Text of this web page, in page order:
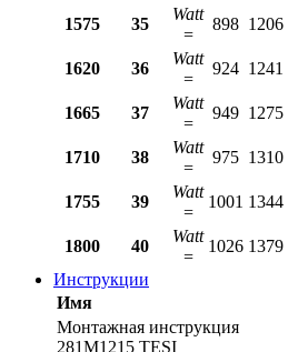
1575 35
Watt
=
898 1206
1620 36
Watt
=
924 1241
1665 37
Watt
=
949 1275
1710 38
Watt
=
975 1310
1755 39
Watt
=
1001 1344
1800 40
Watt
=
1026 1379
Инструкции
Имя
Монтажная инструкция
281M1215 TESI